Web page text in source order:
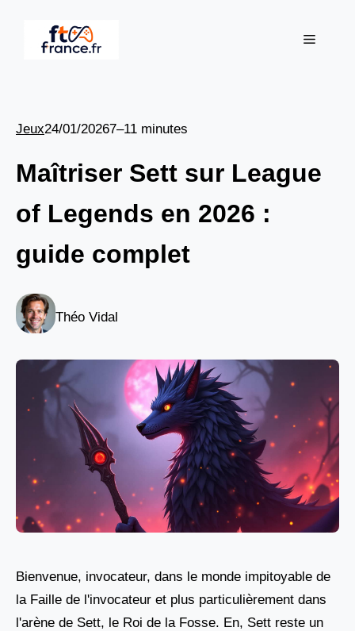
contenu
Menu
Jeux24/01/20267–11 minutes
Maîtriser Sett sur League
of Legends en 2026 :
guide complet
Théo Vidal
Bienvenue, invocateur, dans le monde impitoyable de
la Faille de l'invocateur et plus particulièrement dans
l'arène de Sett, le Roi de la Fosse. En, Sett reste un